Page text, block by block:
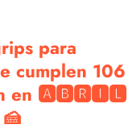
para
cumplen 106
en 🅰🅱🆁🅸🅻